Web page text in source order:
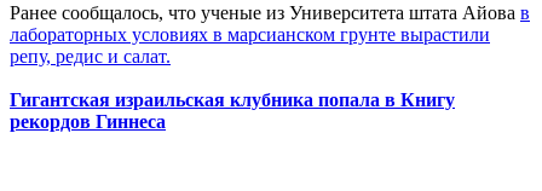
Ранее сообщалось, что ученые из Университета штата Айова в
лабораторных условиях в марсианском грунте вырастили
репу, редис и салат.
Гигантская израильская клубника попала в Книгу
рекордов Гиннеса